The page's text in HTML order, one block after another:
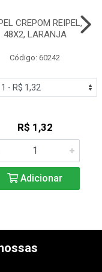
CREPOM REIPEL,
48X2, LARANJA
Código: 60242
R$ 1,32
Adicionar